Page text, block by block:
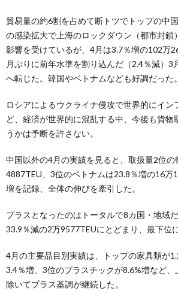
貿易量の約6割を占めて断トツでトップの中
の感染拡大で上海のロックダウン（都市封鎖
影響を受けているが、4月は3.7％増の102万
月ぶりに前年水準を割り込んだ（2.4％減）3
へ転じた。韓国やベトナムなども好調だった。
ロシアによるウクライナ侵攻で世界的にイン
ど、経済が世界的に混乱する中、今後も貨物
うかは予断を許さない。
中国以外の4月の実績を見ると、取扱量2位
4887TEU、3位のベトナムは23.8％増の16万
増を記録、全体の伸びを牽引した。
プラスとなったのはトータルで8カ国・地域
33.9％減の2万9577TEUにとどまり、最下位
4月の主要品目別実績は、トップの家具類が
3.4％増、3位のプラスチックが8.6%増など
除いてプラス基調が継続した。